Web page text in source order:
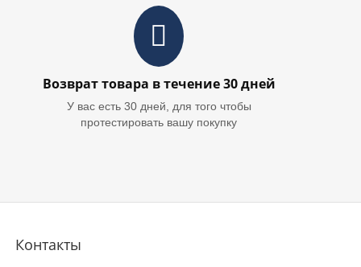
Возврат товара в течение 30 дней
У вас есть 30 дней, для того чтобы
протестировать вашу покупку
Контакты